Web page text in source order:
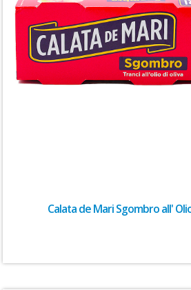
Calata de Mari Sgombro all'